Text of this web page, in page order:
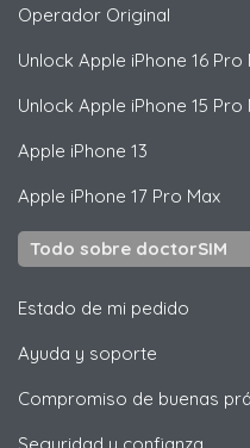
Operador Original
Unlock Apple iPhone 16
Unlock Apple iPhone 15 Pro
Apple iPhone 13
Apple iPhone 17 Pro Max
Todo sobre doctorSIM
Estado de mi pedido
Ayuda y soporte
Compromiso de buenas
Seguridad y confianza